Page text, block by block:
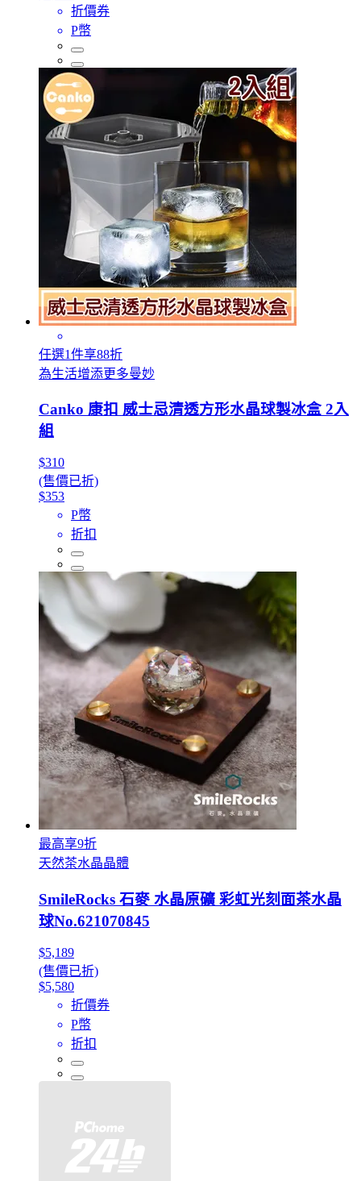
折價券
P幣
任選1件享88折
為生活增添更多曼妙
Canko 康扣 威士忌清透方形水晶球製冰盒 2入
組
$310
(售價已折)
$353
P幣
折扣
最高享9折
天然茶水晶晶體
SmileRocks 石麥 水晶原礦 彩虹光刻面茶水晶
球No.621070845
$5,189
(售價已折)
$5,580
折價券
P幣
折扣